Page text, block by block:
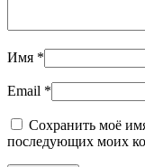
Имя *
Email *
Сохранить моё
последующих моих